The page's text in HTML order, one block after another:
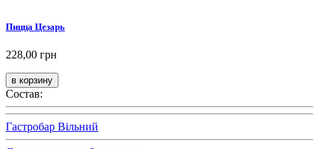
Пицца Цезарь
228,00 грн
Состав:
Гастробар Вільний